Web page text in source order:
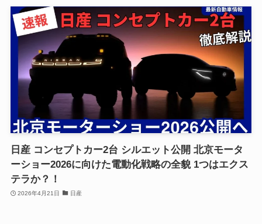
日産 コンセプトカー2台 シルエット公開 北京モータ
ーショー2026に向けた電動化戦略の全貌 1つはエクス
テラか？！
2026年4月21日 日産